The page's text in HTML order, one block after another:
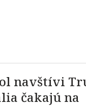
navštívi
čakajú na